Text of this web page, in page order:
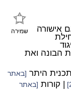
שמירה
אישורה
הבונה ואת
היתר [באתר
| קורות [באתר